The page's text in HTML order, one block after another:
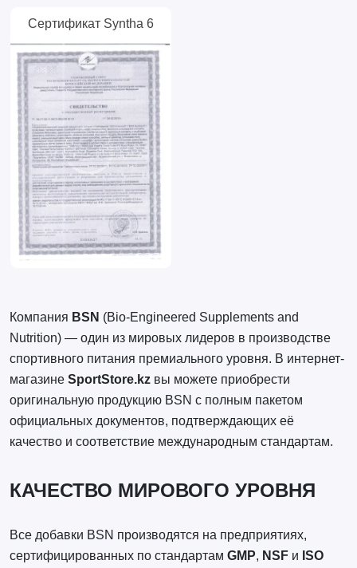
Сертификат Syntha 6
Компания BSN (Bio-Engineered Supplements and
Nutrition) — один из мировых лидеров в производстве
спортивного питания премиального уровня. В интернет-
магазине SportStore.kzвы можете приобрести
оригинальную продукцию BSN с полным пакетом
официальных документов, подтверждающих её
качество и соответствие международным стандартам.
КАЧЕСТВО МИРОВОГО УРОВНЯ
Все добавки BSN производятся на предприятиях,
сертифицированных по стандартам GMP, NSFи ISO